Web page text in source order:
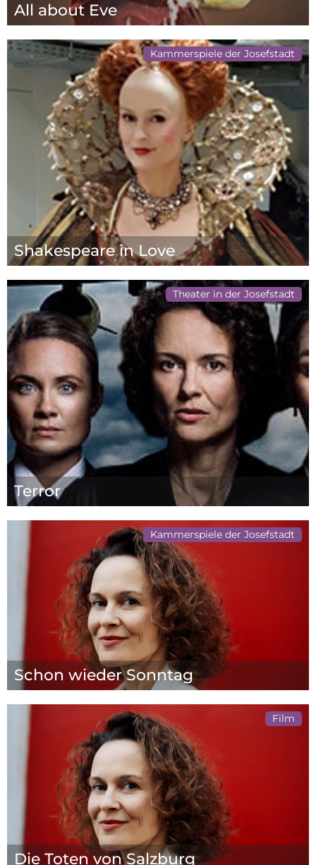
All about Eve
Kammerspiele der Josefstadt
Shakespeare in Love
Theater in der Josefstadt
Terror
Kammerspiele der Josefstadt
Schon wieder Sonntag
Film
Die Toten von Salzburg